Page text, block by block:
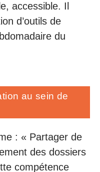
accessible. Il
d’outils de
du
au sein de
: « Partager de
des dossiers
compétence